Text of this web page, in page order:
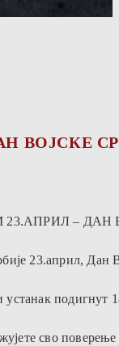
ВОЈСКЕ
23.април, Дан
подигнут
сво